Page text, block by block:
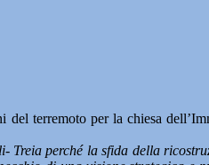
terremoto per la chiesa
perché la sfida della